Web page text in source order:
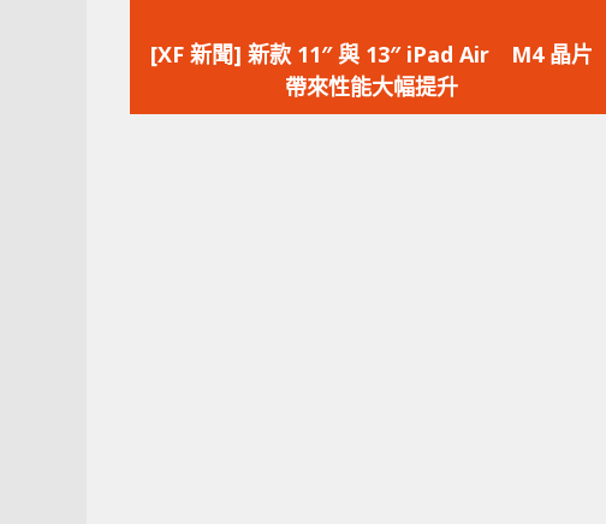
一
篇
文
[XF 新聞] 新款 11″ 與 13″ iPad Air M4 晶片
帶來性能大幅提升